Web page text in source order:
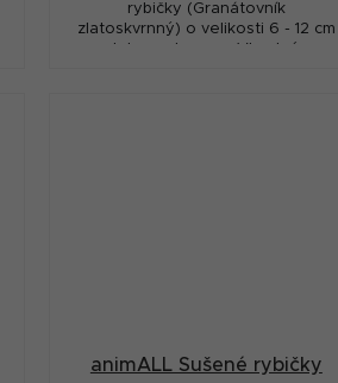
rybičky (Granátovník
zlatoskvrnný) o velikosti 6 - 12 cm
se zlatavou barvou. Vhodné pro
animALL Sušené rybičky